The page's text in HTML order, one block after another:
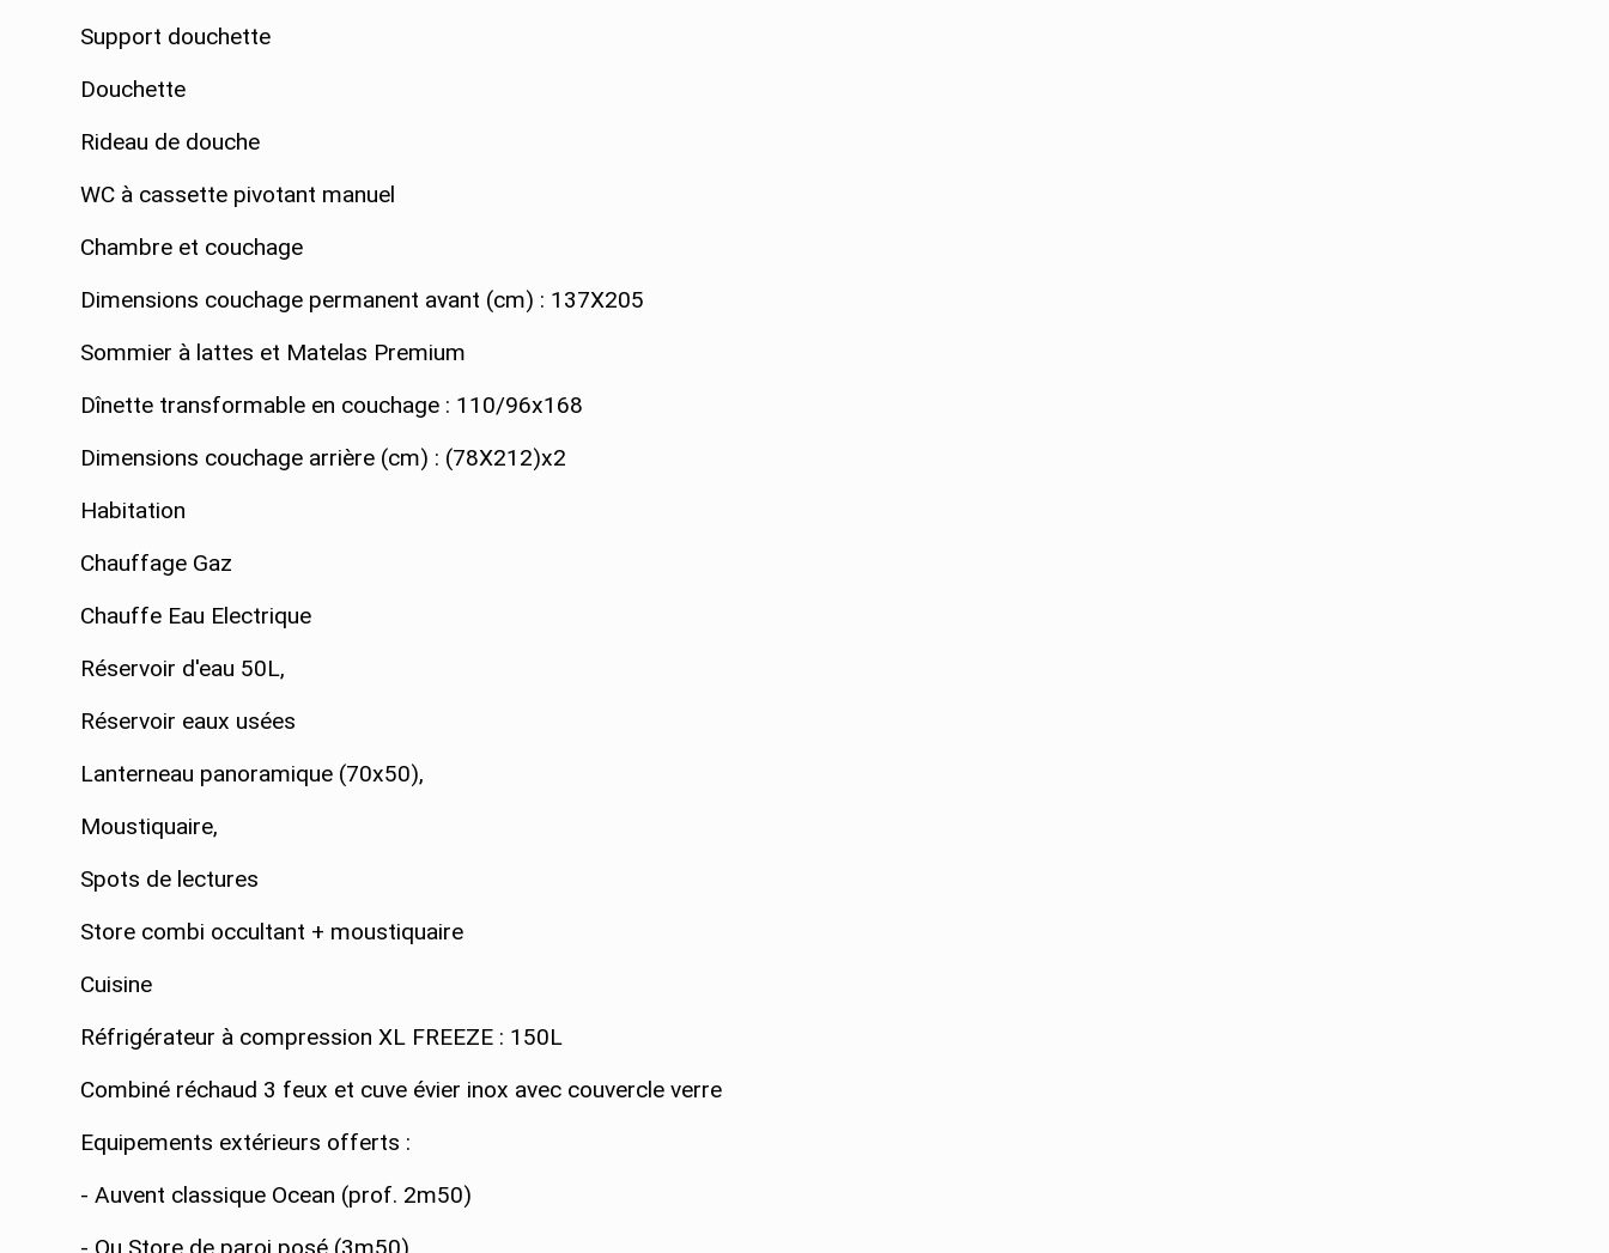
Support douchette
Douchette
Rideau de douche
WC à cassette pivotant manuel
Chambre et couchage
Dimensions couchage permanent avant (cm) : 137X205
Sommier à lattes et Matelas Premium
Dînette transformable en couchage : 110/96x168
Dimensions couchage arrière (cm) : (78X212)x2
Habitation
Chauffage Gaz
Chauffe Eau Electrique
Réservoir d'eau 50L,
Réservoir eaux usées
Lanterneau panoramique (70x50),
Moustiquaire,
Spots de lectures
Store combi occultant + moustiquaire
Cuisine
Réfrigérateur à compression XL FREEZE : 150L
Combiné réchaud 3 feux et cuve évier inox avec couvercle verre
Equipements extérieurs offerts :
- Auvent classique Ocean (prof. 2m50)